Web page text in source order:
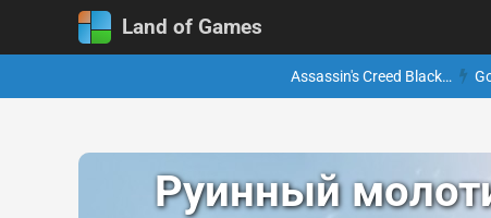
Land of Games
Assassin's Creed Black…
Руинный